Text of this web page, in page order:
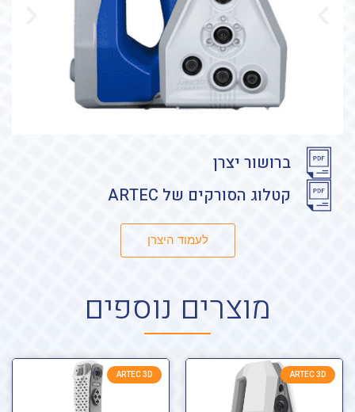
ברושור יצרן
קטלוג הסורקים של ARTEC
לעמוד היצרן
מוצרים נוספים
ARTEC 3D
ARTEC 3D